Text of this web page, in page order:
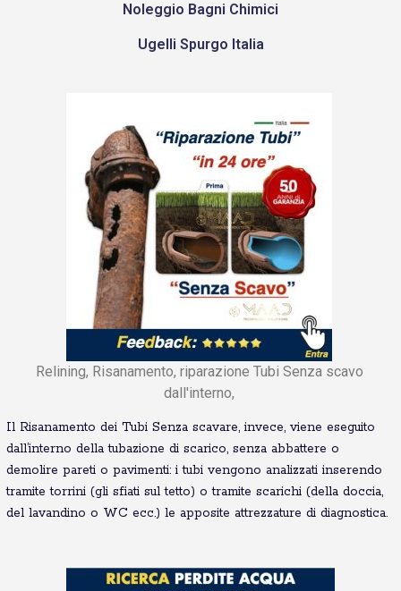
Noleggio Bagni Chimici
Ugelli Spurgo Italia
Relining, Risanamento, riparazione Tubi Senza scavo
dall'interno,
Il Risanamento dei Tubi Senza scavare, invece, viene eseguito
dall’interno della tubazione di scarico, senza abbattere o
demolire pareti o pavimenti: i tubi vengono analizzati inserendo
tramite torrini (gli sfiati sul tetto) o tramite scarichi (della doccia,
del lavandino o WC ecc.) le apposite attrezzature di diagnostica.